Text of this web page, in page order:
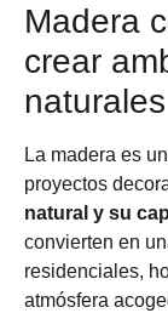
Madera
crear
naturales
La madera es
proyectos
natural y su
convierten en
residenciales,
atmósfera